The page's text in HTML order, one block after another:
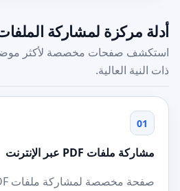
أدلة مركزة لمشاركة
استكشف صفحات مخصصة لأكثر
ذات النية العالية.
01
مشاركة ملفات PDF عبر الإنترنت